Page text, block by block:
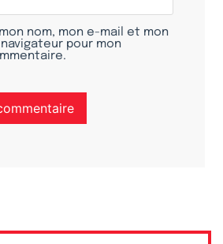
nom, mon e-mail et mon
pour mon